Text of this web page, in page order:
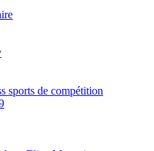
sports de compétition